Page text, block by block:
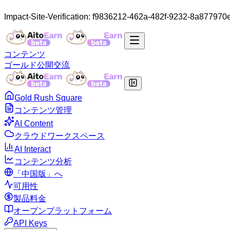
Impact-Site-Verification: f9836212-462a-482f-9232-
コンテンツ
ゴールド公開交流
Gold Rush Square
コンテンツ管理
AI Content
クラウドワークスペース
AI Interact
コンテンツ分析
「中国版」へ
可用性
製品料金
オープンプラットフォーム
API Keys